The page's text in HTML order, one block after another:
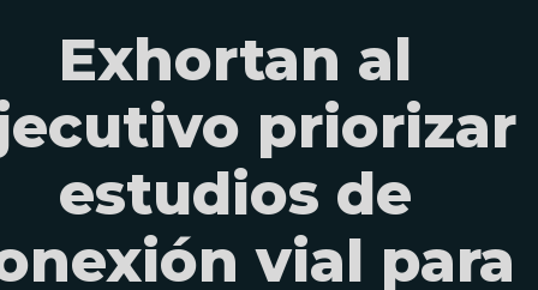
Exhortan al
priorizar
estudios de
vial para